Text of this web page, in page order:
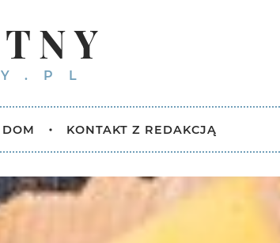
DOM KONTAKT Z REDAKCJĄ